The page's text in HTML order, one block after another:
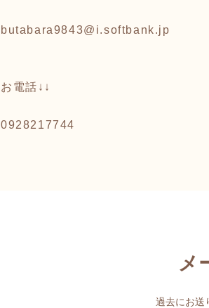
butabara9843@i.softbank.jp
お電話↓↓
0928217744
メ
過去にお送